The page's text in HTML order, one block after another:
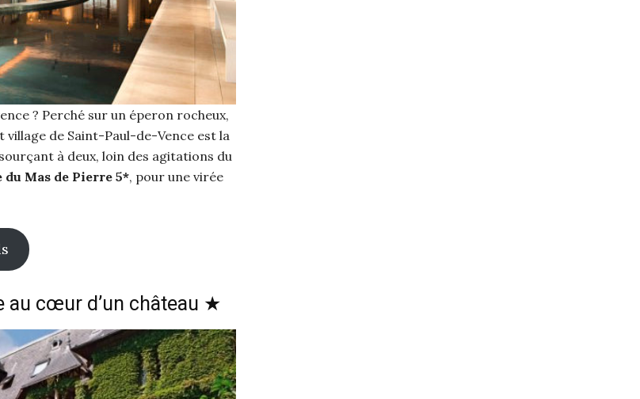
? Perché sur un éperon rocheux,
de Saint-Paul-de-Vence est la
à deux, loin des agitations du
du Mas de Pierre 5*, pour une virée
au cœur d’un château ★